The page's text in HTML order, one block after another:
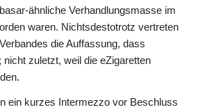
ähnliche Verhandlungsmasse im
waren. Nichtsdestotrotz vertreten
die Auffassung, dass
nicht zuletzt, weil die eZigaretten
ein kurzes Intermezzo vor Beschluss